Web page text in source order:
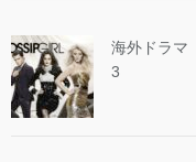
海外ドラマ
3